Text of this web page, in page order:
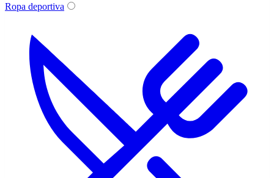
Ropa deportiva